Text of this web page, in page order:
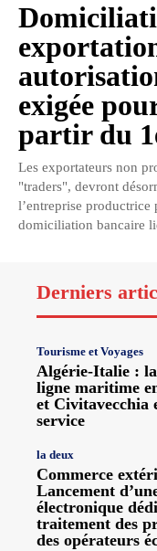
exigée
partir du
Les exportateurs non
"traders", devront
l’entreprise productrice
domiciliation bancaire
Derniers
Tourisme et Voyages
Algérie-Italie :
ligne maritime
et Civitavecchia
service
la deux
Commerce
Lancement
électronique
traitement des
des opérateurs